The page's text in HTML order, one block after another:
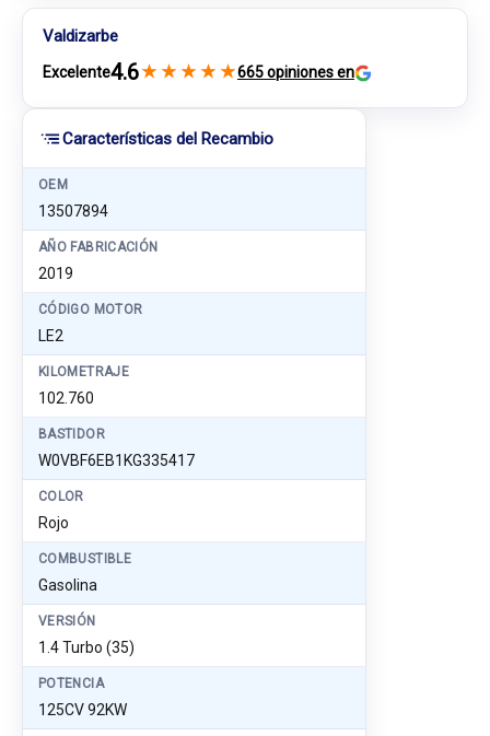
Características del Recambio
OEM
13507894
AÑO FABRICACIÓN
2019
CÓDIGO MOTOR
LE2
KILOMETRAJE
102.760
BASTIDOR
W0VBF6EB1KG335417
COLOR
Rojo
COMBUSTIBLE
Gasolina
VERSIÓN
1.4 Turbo (35)
POTENCIA
125CV 92KW
Valdizarbe
Excelente4.6★ ★ ★ ★ ★665 opiniones en